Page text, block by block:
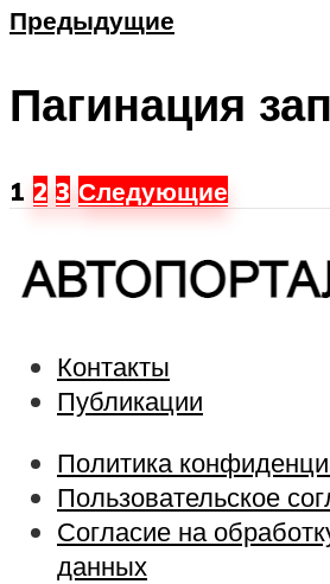
Предыдущие
Пагинация
1 2 3 Следующие
Контакты
Публикации
Политика
Пользовательское
Согласие на
данных